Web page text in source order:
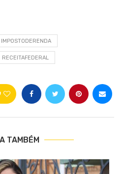
IMPOSTODERENDA
RECEITAFEDERAL
TAMBÉM